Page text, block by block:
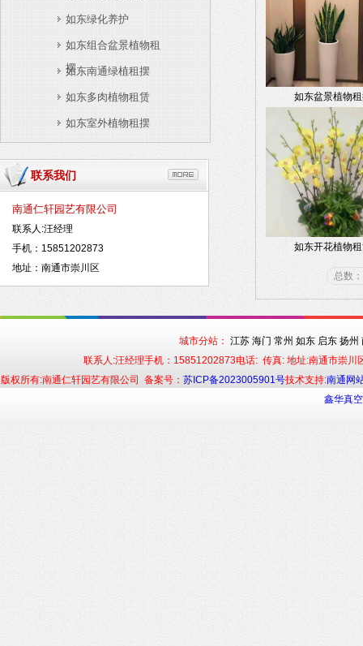
如东绿化养护
如东组合盆景植物租
摆
如东南通绿植租摆
如东多肉植物租赁
如东室外植物租摆
联系我们
南通仁轩园艺有限公司
联系人:汪经理
手机：15851202873
地址：南通市崇川区
如东盆景植物
如东开花植物
总数
城市分站： 江苏 海门 常州 如东 启东 扬州
联系人:汪经理手机：15851202873电话: 传真: 地址:南通市崇川
版权所有:南通仁轩园艺有限公司 备案号： 苏ICP备2023005901号技术支持:南通网
鑫华真